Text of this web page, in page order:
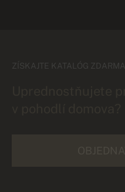
ZÍSKAJTE KATALÓG ZDARMA